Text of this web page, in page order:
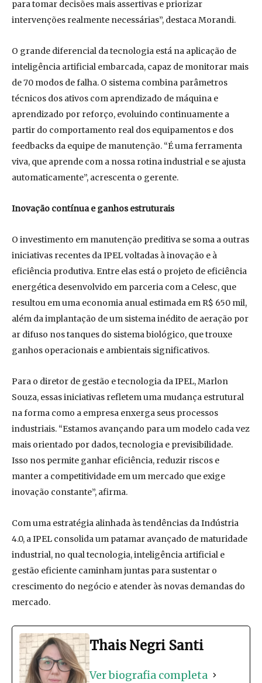
para tomar decisões mais assertivas e priorizar
intervenções realmente necessárias”, destaca Morandi.
O grande diferencial da tecnologia está na aplicação de
inteligência artificial embarcada, capaz de monitorar mais
de 70 modos de falha. O sistema combina parâmetros
técnicos dos ativos com aprendizado de máquina e
aprendizado por reforço, evoluindo continuamente a
partir do comportamento real dos equipamentos e dos
feedbacks da equipe de manutenção. “É uma ferramenta
viva, que aprende com a nossa rotina industrial e se ajusta
automaticamente”, acrescenta o gerente.
Inovação contínua e ganhos estruturais
O investimento em manutenção preditiva se soma a outras
iniciativas recentes da IPEL voltadas à inovação e à
eficiência produtiva. Entre elas está o projeto de eficiência
energética desenvolvido em parceria com a Celesc, que
resultou em uma economia anual estimada em R$ 650 mil,
além da implantação de um sistema inédito de aeração por
ar difuso nos tanques do sistema biológico, que trouxe
ganhos operacionais e ambientais significativos.
Para o diretor de gestão e tecnologia da IPEL, Marlon
Souza, essas iniciativas refletem uma mudança estrutural
na forma como a empresa enxerga seus processos
industriais. “Estamos avançando para um modelo cada vez
mais orientado por dados, tecnologia e previsibilidade.
Isso nos permite ganhar eficiência, reduzir riscos e
manter a competitividade em um mercado que exige
inovação constante”, afirma.
Com uma estratégia alinhada às tendências da Indústria
4.0, a IPEL consolida um patamar avançado de maturidade
industrial, no qual tecnologia, inteligência artificial e
gestão eficiente caminham juntas para sustentar o
crescimento do negócio e atender às novas demandas do
mercado.
Thais Negri Santi
Ver biografia completa